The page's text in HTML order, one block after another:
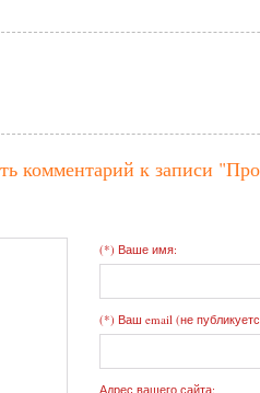
комментарий к записи
(*) Ваше имя:
(*) Ваш email (не
Адрес вашего сайта: